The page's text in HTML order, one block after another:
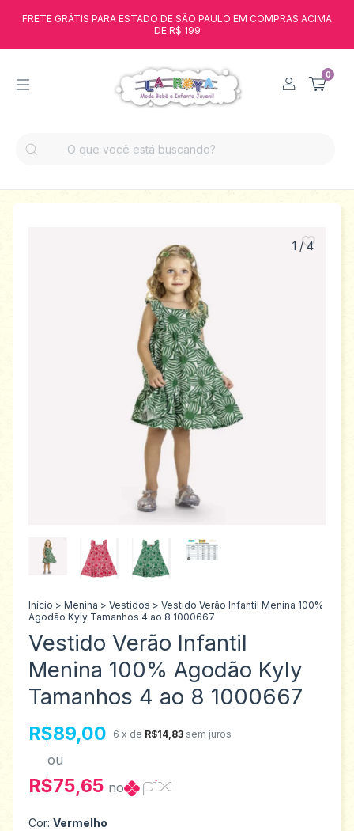
FRETE GRÁTIS PARA ESTADO DE SÃO PAULO EM COMPRAS ACIMA
DE R$ 199
0
1 /4
Início > Menina > Vestidos > Vestido Verão Infantil Menina 100%
Agodão Kyly Tamanhos 4 ao 8 1000667
Vestido Verão Infantil
Menina 100% Agodão Kyly
Tamanhos 4 ao 8 1000667
R$89,00 6 x de R$14,83 sem juros
ou
R$75,65 no
Cor: Vermelho